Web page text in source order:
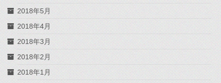
2018年5月
2018年4月
2018年3月
2018年2月
2018年1月